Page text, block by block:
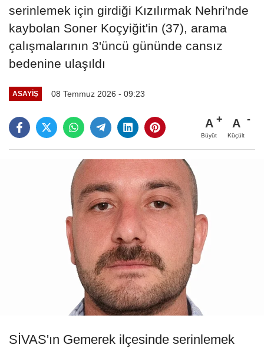
serinlemek için girdiği Kızılırmak Nehri'nde
kaybolan Soner Koçyiğit'in (37), arama
çalışmalarının 3'üncü gününde cansız
bedenine ulaşıldı
ASAYIŞ 08 Temmuz 2026 - 09:23
A
Büyüt
A
Küçült
SİVAS'ın Gemerek ilçesinde serinlemek